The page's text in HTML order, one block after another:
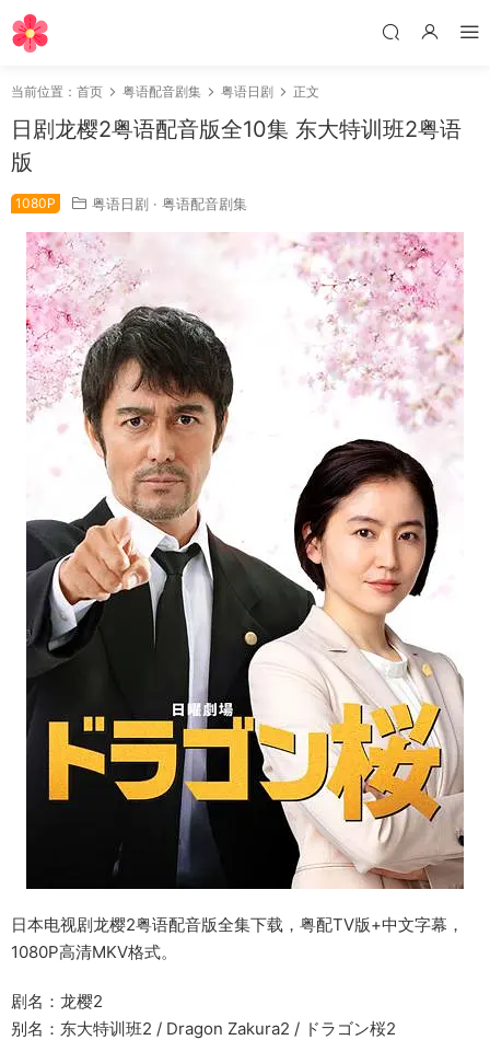
当前位置： 首页 粤语配音剧集 粤语日剧 正文
日剧龙樱2粤语配音版全10集 东大特训班2粤语
版
1080P 粤语日剧 · 粤语配音剧集
日本电视剧龙樱2粤语配音版全集下载，粤配TV版+中文字幕，
1080P高清MKV格式。
剧名：龙樱2
别名：东大特训班2 / Dragon Zakura2 / ドラゴン桜2